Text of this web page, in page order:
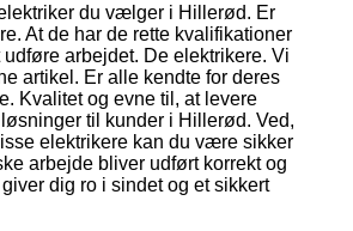
du vælger i Hillerød. Er
At de har de rette kvalifikationer
arbejdet. De elektrikere. Vi
artikel. Er alle kendte for deres
Kvalitet og evne til, at levere
til kunder i Hillerød. Ved,
elektrikere kan du være sikker
arbejde bliver udført korrekt og
dig ro i sindet og et sikkert